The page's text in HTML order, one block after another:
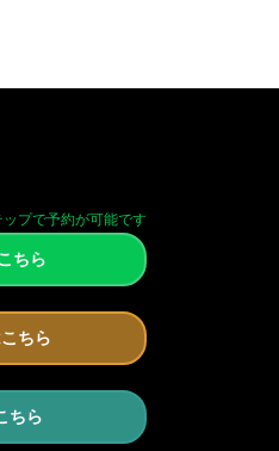
プで予約が可能です
ちら
ちら
ちら